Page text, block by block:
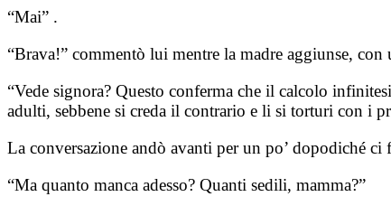
“Mai” .
“Brava!” commentò lui mentre la madre aggiunse,
“Vede signora? Questo conferma che il calcolo
adulti, sebbene si creda il contrario e li si torturi con i
La conversazione andò avanti per un po’ dopodiché
“Ma quanto manca adesso? Quanti sedili, mamma?”